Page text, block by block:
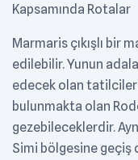
Kapsamında Rotalar
Marmaris çıkışlı bir
edilebilir. Yunun
edecek olan
bulunmakta olan
gezebileceklerdir.
Simi bölgesine geçiş